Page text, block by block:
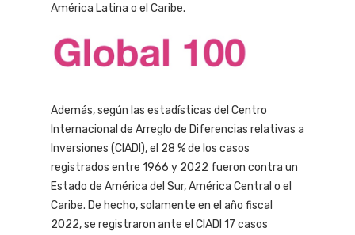
América Latina o el Caribe.
Además, según las estadísticas del Centro
Internacional de Arreglo de Diferencias relativas a
Inversiones (CIADI), el 28 % de los casos
registrados entre 1966 y 2022 fueron contra un
Estado de América del Sur, América Central o el
Caribe. De hecho, solamente en el año fiscal
2022, se registraron ante el CIADI 17 casos